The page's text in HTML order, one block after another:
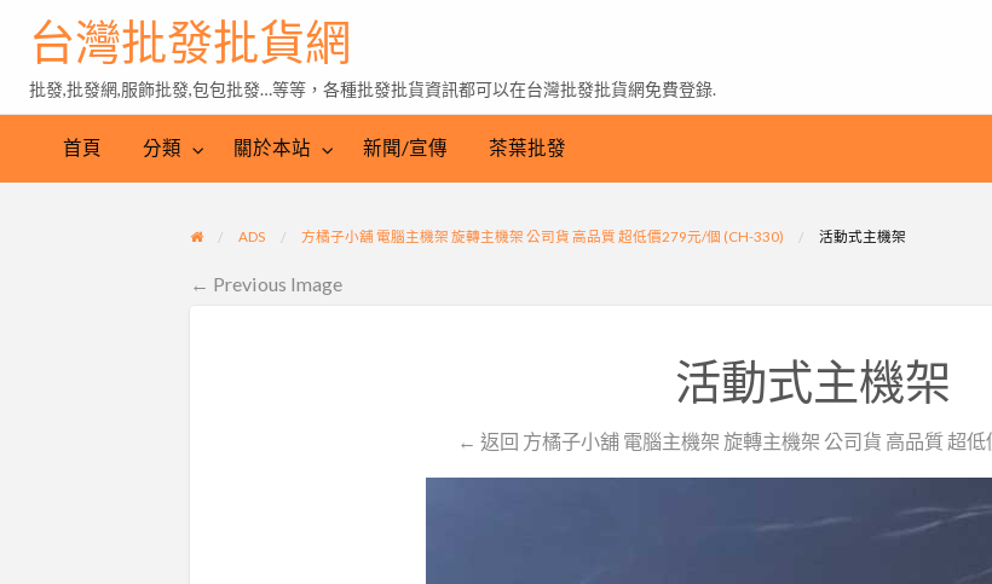
茶
發
台灣批發批貨網
批發,批發網,服飾批發,包包批發…等等，各種批發批貨資訊都可以在台灣批發批貨網免費登錄.
首頁 分類 關於本站 新聞/宣傳 茶葉批發
ADS 方橘子小舖 電腦主機架 旋轉主機架 公司貨 高品質 超低價279元/個 (CH-330) 活動式主機架
← Previous Image
活動式主機架
← 返回 方橘子小舖 電腦主機架 旋轉主機架 公司貨 高品質 超